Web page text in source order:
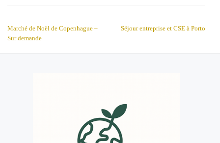
Marché de Noël de Copenhague –
Sur demande
Séjour entreprise et CSE à Porto